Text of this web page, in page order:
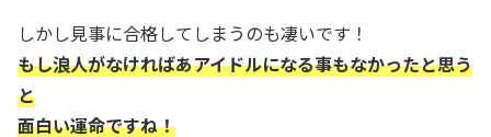
しかし見事に合格してしまうのも凄いです！
もし浪人がなければあアイドルになる事もなかったと思う
と
面白い運命ですね！